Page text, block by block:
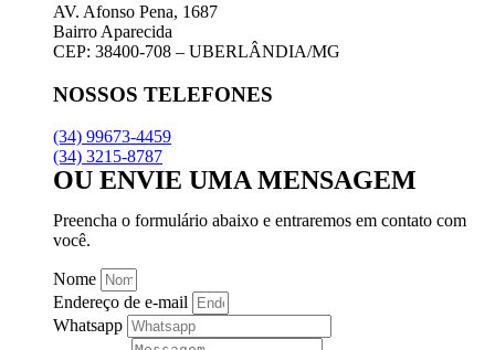
AV. Afonso Pena, 1687
Bairro Aparecida
CEP: 38400-708 – UBERLÂNDIA/MG
NOSSOS TELEFONES
(34) 99673-4459
(34) 3215-8787
OU ENVIE UMA MENSAGEM
Preencha o formulário abaixo e entraremos em contato com
você.
Nome
Endereço de e-mail
Whatsapp